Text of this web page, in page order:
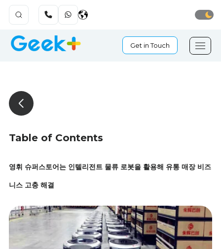
Get in Touch
Table of Contents
영휘 슈퍼스토어는 인텔리전트 물류 로봇을 활용해 유통 매장 비즈
니스 고충 해결